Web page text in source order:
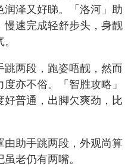
泽又好睇。「洛河」助
慢速完成轻舒步头，身靓
跳两段，跑姿唔靓，然而
亦不俗。「智胜攻略」
普通，出脚欠爽劲，比
由助手跳两段，外观尚算
老仍有两嘴。